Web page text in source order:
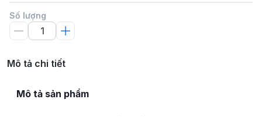
Số lượng
Mô tả chi tiết
Mô tả sản phẩm